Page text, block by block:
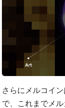
さらにメルコイ
で、これまでメ